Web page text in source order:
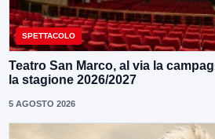
SPETTACOLO
Teatro San Marco, al via la
la stagione 2026/2027
5 AGOSTO 2026